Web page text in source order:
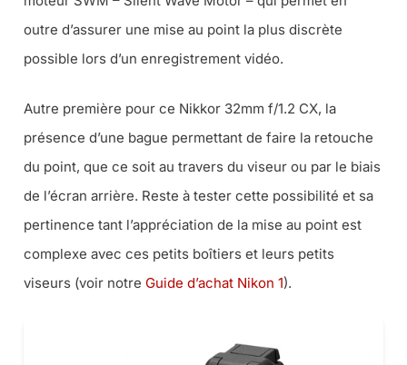
outre d’assurer une mise au point la plus discrète
possible lors d’un enregistrement vidéo.
Autre première pour ce Nikkor 32mm f/1.2 CX, la
présence d’une bague permettant de faire la retouche
du point, que ce soit au travers du viseur ou par le biais
de l’écran arrière. Reste à tester cette possibilité et sa
pertinence tant l’appréciation de la mise au point est
complexe avec ces petits boîtiers et leurs petits
viseurs (voir notre Guide d’achat Nikon 1).